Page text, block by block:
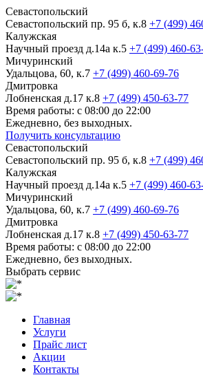
Севастопольский
Севастопольский пр. 95 б, к.8 +7 (499)
Калужская
Научный проезд д.14а к.5 +7 (499) 460-
Мичуринский
Удальцова, 60, к.7 +7 (499) 460-69-76
Дмитровка
Лобненская д.17 к.8 +7 (499) 450-63-77
Время работы: с 08:00 до 22:00
Ежедневно, без выходных.
Получить консультацию
Севастопольский
Севастопольский пр. 95 б, к.8 +7 (499)
Калужская
Научный проезд д.14а к.5 +7 (499) 460-
Мичуринский
Удальцова, 60, к.7 +7 (499) 460-69-76
Дмитровка
Лобненская д.17 к.8 +7 (499) 450-63-77
Время работы: с 08:00 до 22:00
Ежедневно, без выходных.
Выбрать сервис
Главная
Услуги
Прайс лист
Акции
Контакты